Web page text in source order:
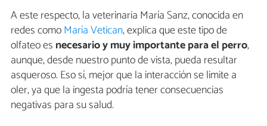
A este respecto, la veterinaria María Sanz, conocida en
redes comoMaría Vetican, explica que este tipo de
olfateo es necesario y muy importante para el perro,
aunque, desde nuestro punto de vista, pueda resultar
asqueroso. Eso sí, mejor que la interacción se limite a
oler, ya que la ingesta podría tener consecuencias
negativas para su salud.